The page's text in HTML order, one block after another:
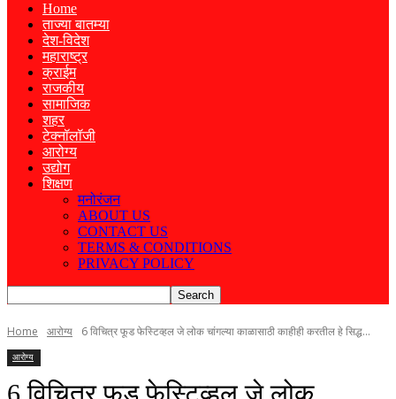
Home
ताज्या बातम्या
देश-विदेश
महाराष्ट्र
क्राईम
राजकीय
सामाजिक
शहर
टेक्नॉलॉजी
आरोग्य
उद्योग
शिक्षण
मनोरंजन
ABOUT US
CONTACT US
TERMS & CONDITIONS
PRIVACY POLICY
Home आरोग्य 6 विचित्र फूड फेस्टिव्हल जे लोक चांगल्या काळासाठी काहीही करतील हे सिद्ध...
आरोग्य